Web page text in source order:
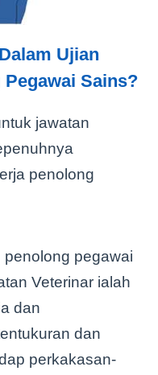
Ujian
Sains?
jawatan
penolong
pegawai
Veterinar ialah
dan
dan
perkakasan-